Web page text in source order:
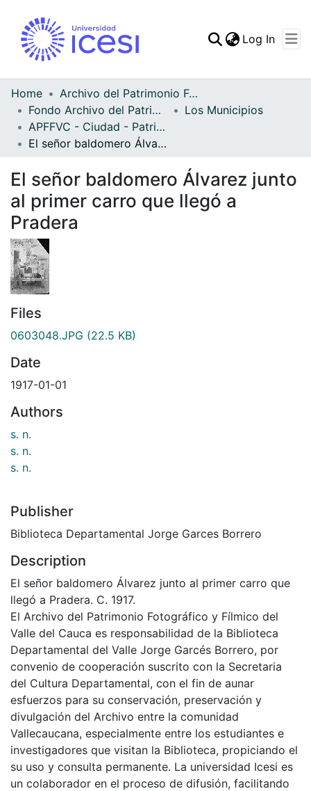
Statistics
Log In
Home
Archivo del Patrimonio Fotográfico y Fílmico del Valle del Cauca
Fondo Archivo del Patrimonio Fotográfico y Fílmico del Valle del Cauca
Los Municipios
APFFVC - Ciudad - Patrimonial
El señor baldomero Álvarez junto al primer carro que llegó a Pradera
El señor baldomero Álvarez junto
al primer carro que llegó a
Pradera
Files
0603048.JPG (22.5 KB)
Date
1917-01-01
Authors
s. n.
s. n.
s. n.
Publisher
Biblioteca Departamental Jorge Garces Borrero
Description
El señor baldomero Álvarez junto al primer carro que
llegó a Pradera. C. 1917.
El Archivo del Patrimonio Fotográfico y Fílmico del
Valle del Cauca es responsabilidad de la Biblioteca
Departamental del Valle Jorge Garcés Borrero, por
convenio de cooperación suscrito con la Secretaria
del Cultura Departamental, con el fin de aunar
esfuerzos para su conservación, preservación y
divulgación del Archivo entre la comunidad
Vallecaucana, especialmente entre los estudiantes e
investigadores que visitan la Biblioteca, propiciando el
su uso y consulta permanente. La universidad Icesi es
un colaborador en el proceso de difusión, facilitando